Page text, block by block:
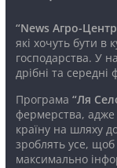
“News Агро-
які хочуть бути в
господарства. У
дрібні та
Програма “Ля
фермерства, адже
країну на шляху
зроблять усе,
максимально